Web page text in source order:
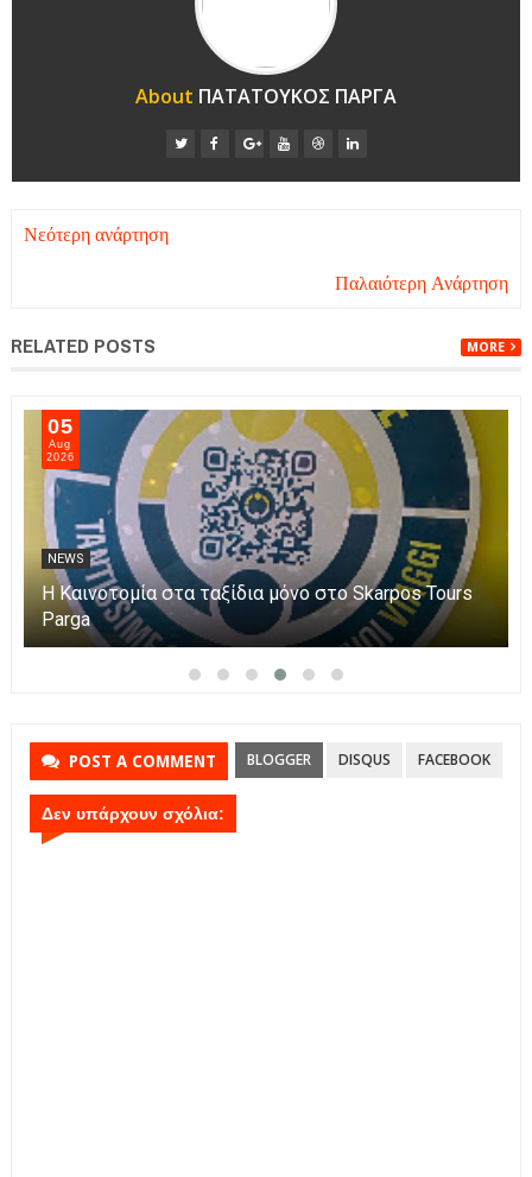
About ΠΑΤΑΤΟΥΚΟΣ ΠΑΡΓΑ
Νεότερη ανάρτηση
Παλαιότερη Ανάρτηση
RELATED POSTS MORE
06
Aug
2026
NEWS
Η Πάργα τίμησε τη Μεταμόρφωση του Κυρίου
POST A COMMENT BLOGGER DISQUS FACEBOOK
Δεν υπάρχουν σχόλια: